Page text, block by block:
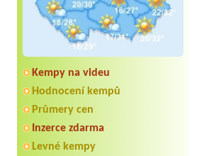
Kempy na videu
Hodnocení kempů
Průmery cen
Inzerce zdarma
Levné kempy